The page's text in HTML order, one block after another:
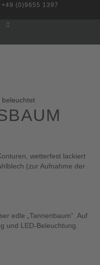
+49 (0)9655 1397
wetterfest lackiert
(zur Aufnahme der
edle „Tannenbaum“. Auf
und LED-Beleuchtung.